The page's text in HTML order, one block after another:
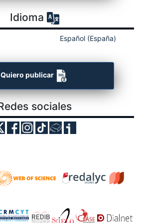
Idioma
Español (España)
Quiero publicar
sociales